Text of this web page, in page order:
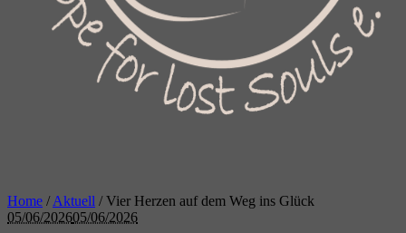
Home /Aktuell /Vier Herzen auf dem Weg ins Glück
05/06/202605/06/2026